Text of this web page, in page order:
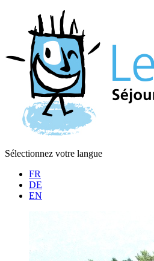
Sélectionnez votre langue
FR
DE
EN